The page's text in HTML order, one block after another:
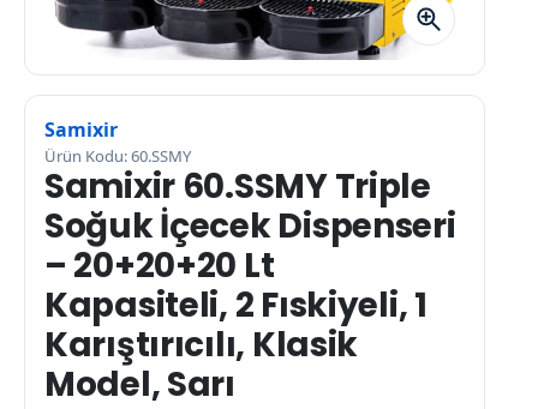
Samixir
Ürün Kodu: 60.SSMY
Samixir 60.SSMY Triple
Soğuk İçecek Dispenseri
– 20+20+20 Lt
Kapasiteli, 2 Fıskiyeli, 1
Karıştırıcılı, Klasik
Model, Sarı